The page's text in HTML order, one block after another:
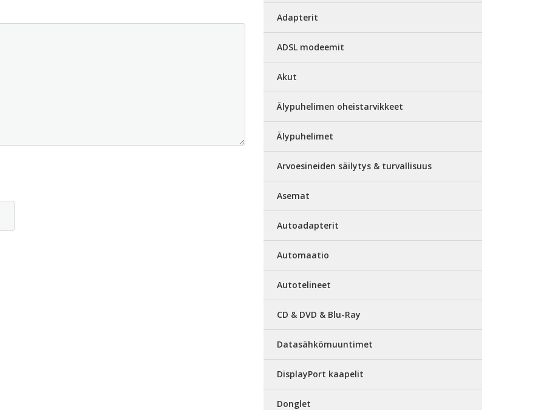
Adapterit
ADSL modeemit
Akut
Älypuhelimen oheistarvikkeet
Älypuhelimet
Arvoesineiden säilytys & turvallisuus
Asemat
Autoadapterit
Automaatio
Autotelineet
CD & DVD & Blu-Ray
Datasähkömuuntimet
DisplayPort kaapelit
Donglet